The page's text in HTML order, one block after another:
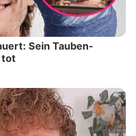
Sein Tauben-
tot